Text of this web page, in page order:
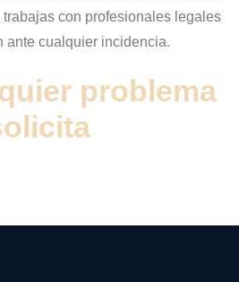
trabajas con profesionales legales
ante cualquier incidencia.
problema